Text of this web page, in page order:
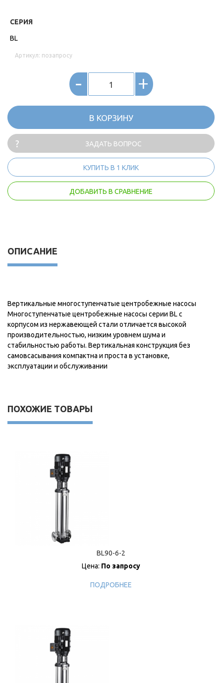
СЕРИЯ
BL
Артикул: позапросу
- +
В КОРЗИНУ
ЗАДАТЬ ВОПРОС
КУПИТЬ В 1 КЛИК
ДОБАВИТЬ В СРАВНЕНИЕ
ОПИСАНИЕ
Вертикальные многоступенчатые центробежные насосы
Многоступенчатые центробежные насосы серии BL с
корпусом из нержавеющей стали отличается высокой
производительностью, низким уровнем шума и
стабильностью работы. Вертикальная конструкция без
самовсасывания компактна и проста в установке,
эксплуатации и обслуживании
ПОХОЖИЕ ТОВАРЫ
BL90-6-2
Цена: По запросу
ПОДРОБНЕЕ